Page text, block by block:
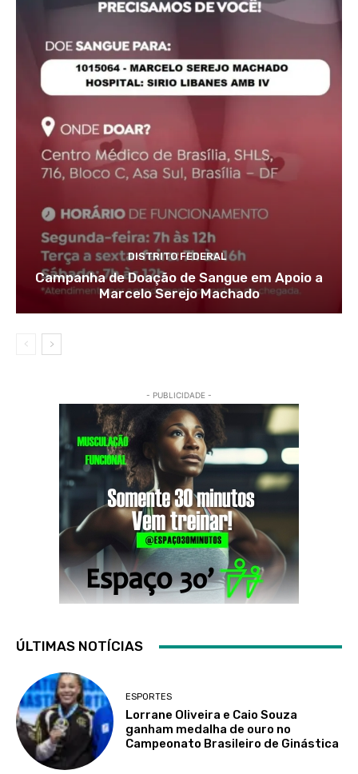
DISTRITO FEDERAL
Campanha de Doação de Sangue em Apoio a
Marcelo Serejo Machado
- PUBLICIDADE -
ÚLTIMAS NOTÍCIAS
ESPORTES
Lorrane Oliveira e Caio Souza
ganham medalha de ouro no
Campeonato Brasileiro de Ginástica